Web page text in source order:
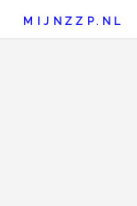
MIJNZZP.NL